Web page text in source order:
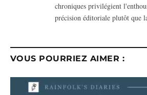
chroniques privilégient
précision éditoriale plutôt que
VOUS POURRIEZ AIMER :